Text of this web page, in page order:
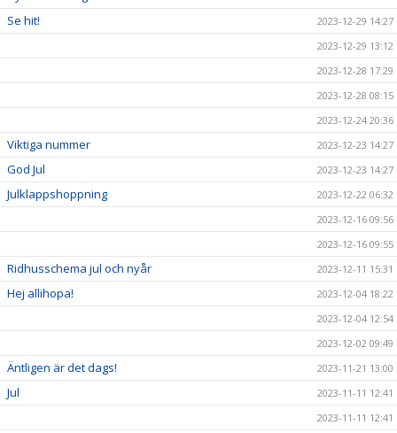
Se hit!
2023-12-29 14:27
2023-12-29 13:12
2023-12-28 17:29
2023-12-28 08:15
2023-12-24 20:36
Viktiga nummer 2023-12-23 14:27
God Jul 2023-12-23 14:27
Julklappshoppning
2023-12-22 06:32
2023-12-16 09:56
2023-12-16 09:55
Ridhusschema jul och nyår 2023-12-11 15:31
Hej allihopa!
2023-12-04 18:22
2023-12-04 12:54
2023-12-02 09:49
Äntligen är det dags! 2023-11-21 13:00
Jul
2023-11-11 12:41
2023-11-11 12:41